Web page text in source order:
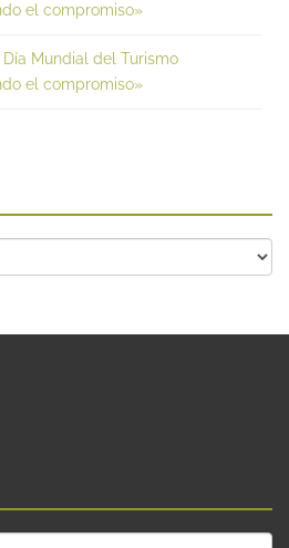
el compromiso»
Día Mundial del Turismo
el compromiso»